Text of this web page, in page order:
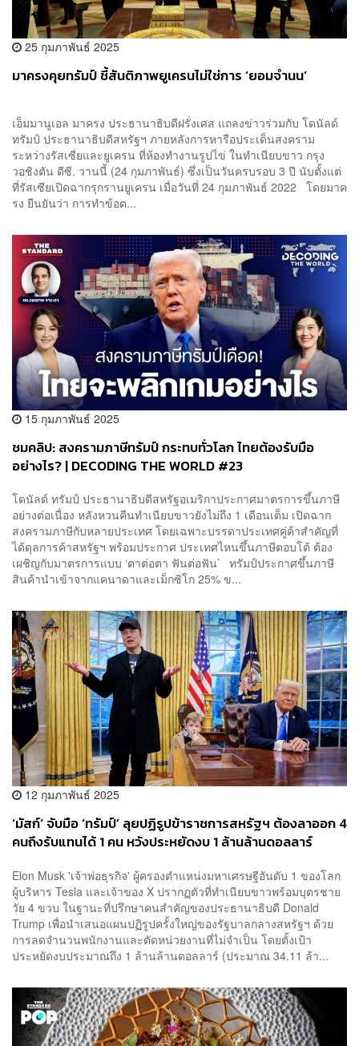
25 กุมภาพันธ์ 2025
มาครงคุยทรัมป์ ชี้สันติภาพยูเครนไม่ใช่การ ‘ยอมจำนน’
เอ็มมานูเอล มาครง ประธานาธิบดีฝรั่งเศส แถลงข่าวร่วมกับ โดนัลด์
ทรัมป์ ประธานาธิบดีสหรัฐฯ ภายหลังการหารือประเด็นสงคราม
ระหว่างรัสเซียและยูเครน ที่ห้องทำงานรูปไข่ ในทำเนียบขาว กรุง
วอชิงตัน ดีซี. วานนี้ (24 กุมภาพันธ์) ซึ่งเป็นวันครบรอบ 3 ปี นับตั้งแต่
ที่รัสเซียเปิดฉากรุกรานยูเครน เมื่อวันที่ 24 กุมภาพันธ์ 2022 โดยมาค
รง ยืนยันว่า การทำข้อต...
15 กุมภาพันธ์ 2025
ชมคลิป: สงครามภาษีทรัมป์ กระทบทั่วโลก ไทยต้องรับมือ
อย่างไร? | DECODING THE WORLD #23
โดนัลด์ ทรัมป์ ประธานาธิบดีสหรัฐอเมริกาประกาศมาตรการขึ้นภาษี
อย่างต่อเนื่อง หลังหวนคืนทำเนียบขาวยังไม่ถึง 1 เดือนเต็ม เปิดฉาก
สงครามภาษีกับหลายประเทศ โดยเฉพาะบรรดาประเทศคู่ค้าสำคัญที่
ได้ดุลการค้าสหรัฐฯ พร้อมประกาศ ประเทศไหนขึ้นภาษีตอบโต้ ต้อง
เผชิญกับมาตรการแบบ ‘ตาต่อตา ฟันต่อฟัน’ ทรัมป์ประกาศขึ้นภาษี
สินค้านำเข้าจากแคนาดาและเม็กซิโก 25% ข...
12 กุมภาพันธ์ 2025
‘มัสก์’ จับมือ ‘ทรัมป์’ ลุยปฏิรูปข้าราชการสหรัฐฯ ต้องลาออก 4
คนถึงรับแทนได้ 1 คน หวังประหยัดงบ 1 ล้านล้านดอลลาร์
Elon Musk 'เจ้าพ่อธุรกิจ' ผู้ครองตำแหน่งมหาเศรษฐีอันดับ 1 ของโลก
ผู้บริหาร Tesla และเจ้าของ X ปรากฏตัวที่ทำเนียบขาวพร้อมบุตรชาย
วัย 4 ขวบ ในฐานะที่ปรึกษาคนสำคัญของประธานาธิบดี Donald
Trump เพื่อนำเสนอแผนปฏิรูปครั้งใหญ่ของรัฐบาลกลางสหรัฐฯ ด้วย
การลดจำนวนพนักงานและตัดหน่วยงานที่ไม่จำเป็น โดยตั้งเป้า
ประหยัดงบประมาณถึง 1 ล้านล้านดอลลาร์ (ประมาณ 34.11 ล้า...